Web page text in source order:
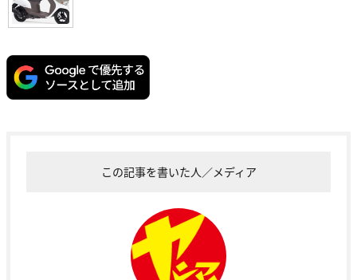
この記事を書いた人／メディア